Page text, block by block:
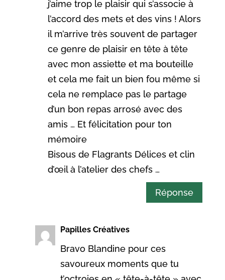
j’aime trop le plaisir qui s’associe à
l’accord des mets et des vins ! Alors
il m’arrive très souvent de partager
ce genre de plaisir en tête à tête
avec mon assiette et ma bouteille
et cela me fait un bien fou même si
cela ne remplace pas le partage
d’un bon repas arrosé avec des
amis … Et félicitation pour ton
mémoire
Bisous de Flagrants Délices et clin
d’œil à l’atelier des chefs …
Réponse
Papilles Créatives
Bravo Blandine pour ces
savoureux moments que tu